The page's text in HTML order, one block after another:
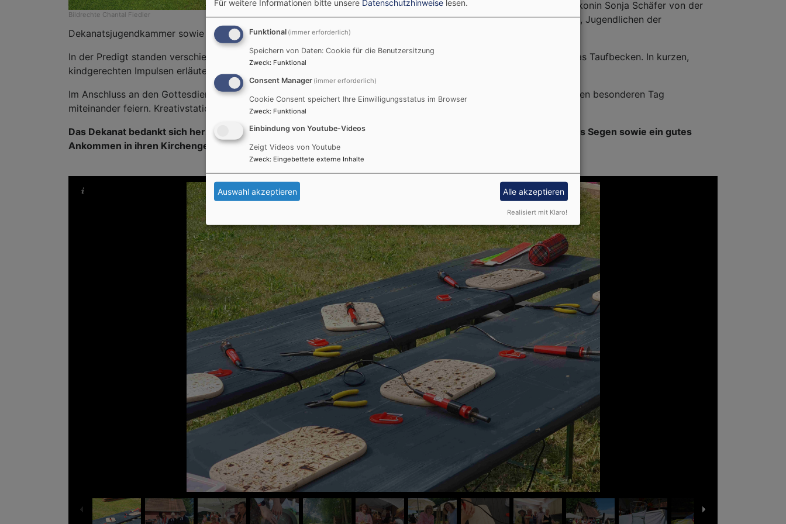
Bildrechte Chantal Fiedler
Daniela Hoffmann. Unterstützt wurde das Tauffest außerdem von Diakonin Sonja Schäfer von der
Diakonie, Ehrenamtlichen der Kirchengemeinde Neustadt an der Aisch, Jugendlichen der
Dekanatsjugendkammer sowie Freiwilligen des Dorfvereins Saxen e. V.
In der Predigt standen verschiedene Symbole und Begleiter der Taufe im Mittelpunkt, darunter die Taufkerze und das Taufbecken. In kurzen,
kindgerechten Impulsen erläuterten die Geistlichen deren Bedeutung.
Im Anschluss an den Gottesdienst konnten die Familien beim gemeinsamen Picknick sowie bei Kaffee und Kuchen den besonderen Tag
miteinander feiern. Kreativstationen boten die Möglichkeit, persönliche Erinnerungen an die Taufe zu gestalten.
Das Dekanat bedankt sich herzlich bei allen Mitwirkenden und wünscht den Täuflingen und ihren Familien Gottes Segen sowie ein gutes
Ankommen in ihren Kirchengemeinden.
Für weitere Informationen bitte unsere Datenschutzhinweise lesen.
Funktional (immer erforderlich)
Speichern von Daten: Cookie für die Benutzersitzung
Zweck: Funktional
Consent Manager (immer erforderlich)
Cookie Consent speichert Ihre Einwilligungsstatus im Browser
Zweck: Funktional
Einbindung von Youtube-Videos
Zeigt Videos von Youtube
Zweck: Eingebettete externe Inhalte
Auswahl akzeptieren Alle akzeptieren
Realisiert mit Klaro!